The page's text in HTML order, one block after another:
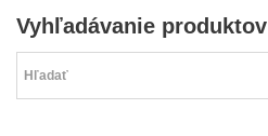
Vyhľadávanie produktov